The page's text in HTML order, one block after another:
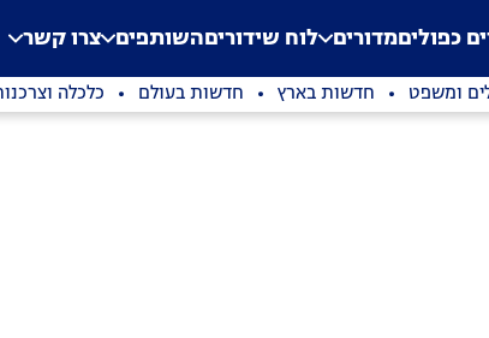
Application error: a
. כפוליםמדורים לוח שידוריםהשותפים צרו קשר
ומשפט חדשות בארץ חדשות בעולם כלכלה